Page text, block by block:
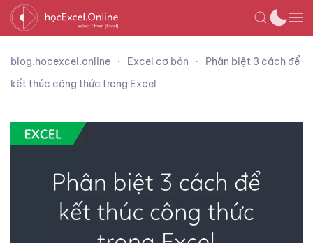
blog.hocexcel.online Excel cơ bản
Phân biệt 3 cách để
kết thúc công thức trong Excel